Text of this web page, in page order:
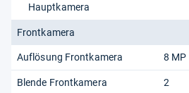
Hauptkamera
Frontkamera
Auflösung Frontkamera 8 MP
Blende Frontkamera 2